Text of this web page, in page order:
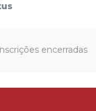
encerradas